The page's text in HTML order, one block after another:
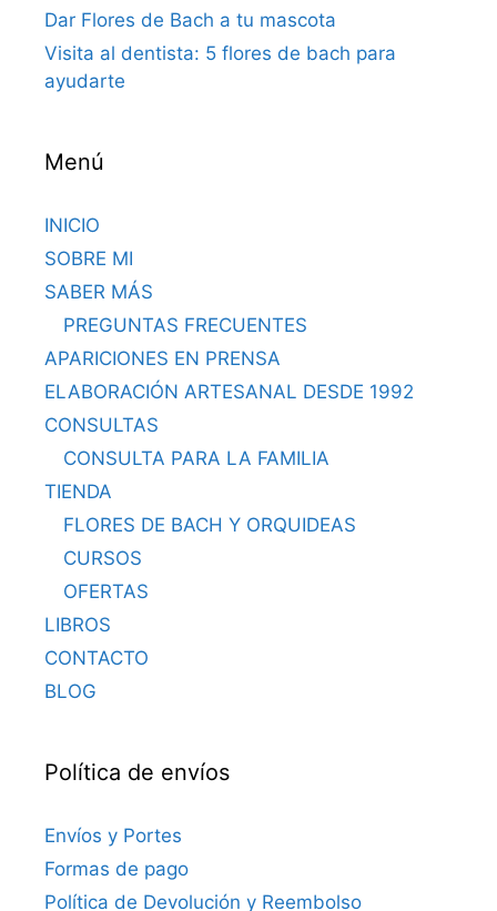
Dar Flores de Bach a tu mascota
Visita al dentista: 5 flores de bach para
ayudarte
Menú
INICIO
SOBRE MI
SABER MÁS
PREGUNTAS FRECUENTES
APARICIONES EN PRENSA
ELABORACIÓN ARTESANAL DESDE 1992
CONSULTAS
CONSULTA PARA LA FAMILIA
TIENDA
FLORES DE BACH Y ORQUIDEAS
CURSOS
OFERTAS
LIBROS
CONTACTO
BLOG
Política de envíos
Envíos y Portes
Formas de pago
Política de Devolución y Reembolso